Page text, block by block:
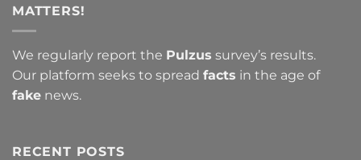
MATTERS!
We regularly report the Pulzus survey’s results.
Our platform seeks to spread facts in the age of
fake news.
RECENT POSTS